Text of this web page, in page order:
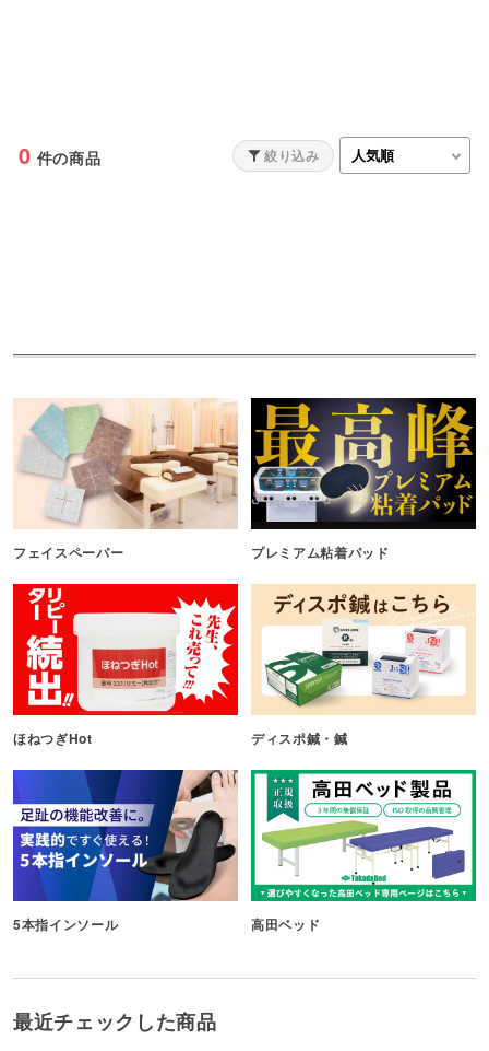
0 件の商品 絞り込み
フェイスペーパー プレミアム粘着パッド
ほねつぎHot ディスポ鍼・鍼
5本指インソール 高田ベッド
最近チェックした商品